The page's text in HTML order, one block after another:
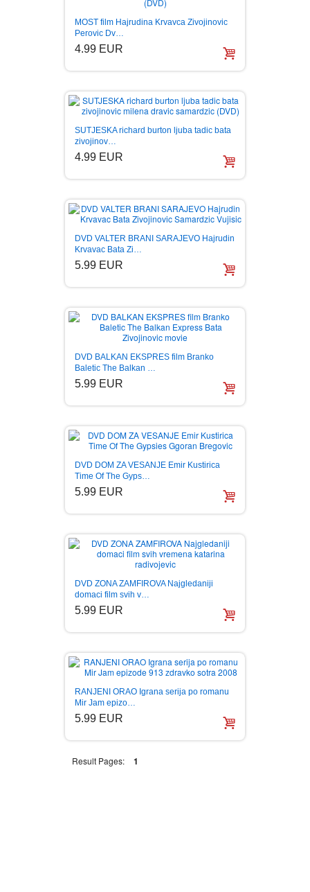
MOST film Hajrudina Krvavca Zivojinovic
Perovic Dv…
4.99 EUR
SUTJESKA richard burton ljuba tadic bata
zivojinov…
4.99 EUR
DVD VALTER BRANI SARAJEVO Hajrudin
Krvavac Bata Zi…
5.99 EUR
DVD BALKAN EKSPRES film Branko
Baletic The Balkan …
5.99 EUR
DVD DOM ZA VESANJE Emir Kustirica
Time Of The Gyps…
5.99 EUR
DVD ZONA ZAMFIROVA Najgledaniji
domaci film svih v…
5.99 EUR
RANJENI ORAO Igrana serija po romanu
Mir Jam epizo…
5.99 EUR
Result Pages: 1